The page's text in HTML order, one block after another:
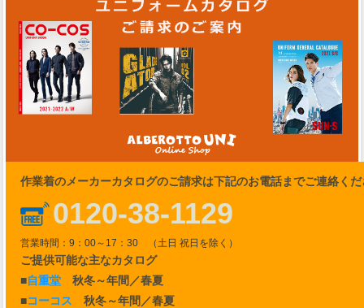
作業着のメーカーカタログのご請求は下記のお電話までご連絡く
0120-38-1129
営業時間：9：00～17：30 （土日 祝日を除く）
ご提供可能な主なカタログ
■自重堂 秋冬～年間／春夏
■コーコス 秋冬～年間／春夏